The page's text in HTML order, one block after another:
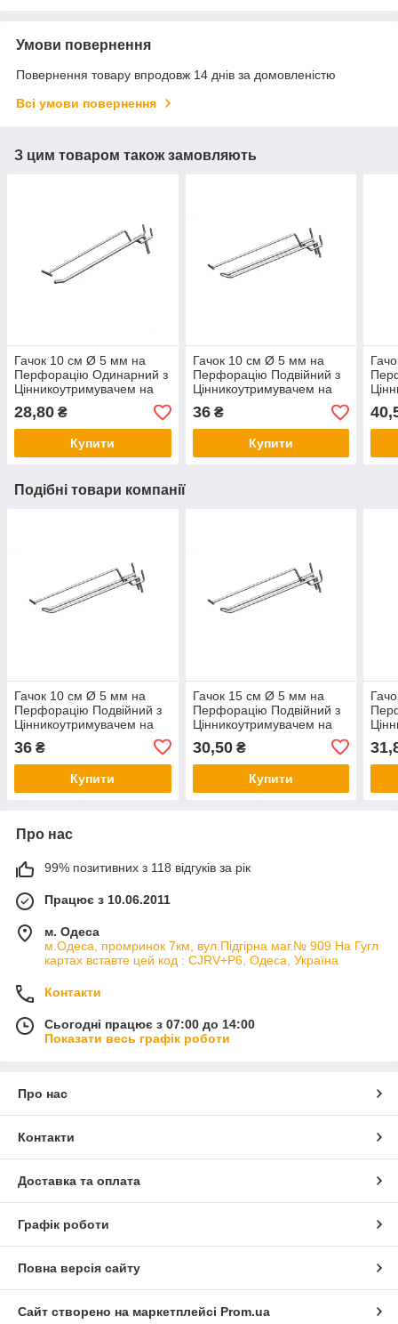
Умови повернення
Повернення товару впродовж 14 днів за домовленістю
Всі умови повернення
З цим товаром також замовляють
Гачок 10 см Ø 5 мм на
Перфорацію Одинарний з
Цінникоутримувачем на
перфорований стелаж
28,80 ₴
Купити
Гачок 10 см Ø 5 мм на
Перфорацію Подвійний з
Цінникоутримувачем на
перфорований стелаж
36₴
Купити
Подібні товари компанії
Гачок 10 см Ø 5 мм на
Перфорацію Подвійний з
Цінникоутримувачем на
36 ₴
Купити
Гачок 15 см Ø 5 мм на
Перфорацію Подвійний з
Цінникоутримувачем на
30,50₴
Купити
Про нас
99% позитивних з 118 відгуків за рік
Працює з 10.06.2011
м. Одеса
м.Одеса, промринок 7км, вул.Підгірна маг.№ 909 На Гугл
картах вставте цей код : CJRV+P6, Одеса, Україна
Контакти
Сьогодні працює з 07:00 до 14:00
Показати весь графік роботи
Про нас
Контакти
Доставка та оплата
Графік роботи
Повна версія сайту
Сайт створено на маркетплейсі Prom.ua